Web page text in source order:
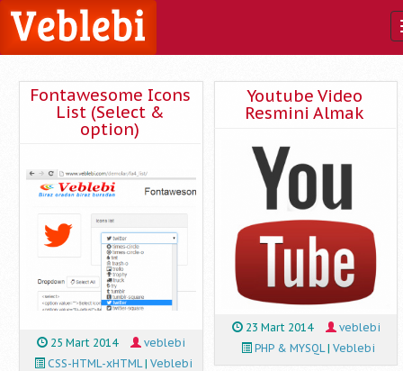
VebLebi
Fontawesome Icons
List (Select &
option)
25 Mart 2014
veblebi
CSS-HTML-xHTML| Veblebi
Youtube Video
Resmini Almak
23 Mart 2014
veblebi
PHP & MYSQL| Veblebi